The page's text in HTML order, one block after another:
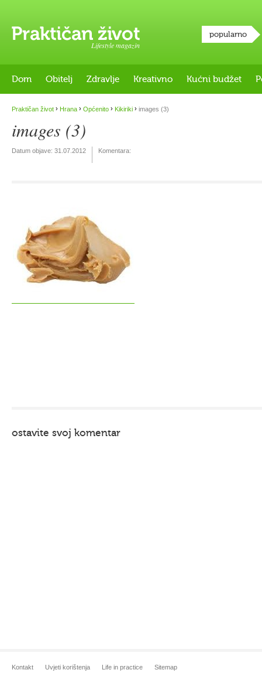
Lifestyle magazin
popularno
Dom Obitelj Zdravlje Kreativno Kućni budžet
Praktičan život › Hrana › Općenito › Kikiriki › images (3)
images (3)
Datum objave: 31.07.2012 Komentara:
ostavite svoj komentar
Kontakt Uvjeti korištenja Life in practice Sitemap